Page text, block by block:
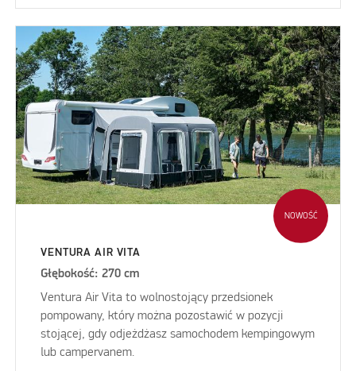
NOWOŚĆ
VENTURA AIR VITA
Głębokość: 270 cm
Ventura Air Vita to wolnostojący przedsionek
pompowany, który można pozostawić w pozycji
stojącej, gdy odjeżdżasz samochodem kempingowym
lub campervanem.